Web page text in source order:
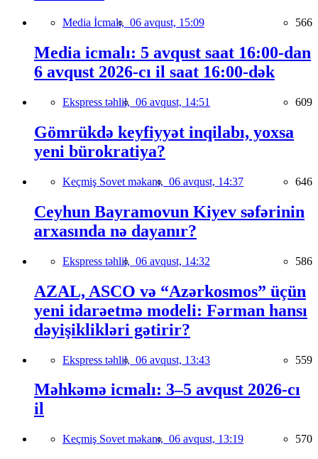
Media İcmalı, 06 avqust, 15:09 566
Media icmalı: 5 avqust saat 16:00-dan
6 avqust 2026-cı il saat 16:00-dək
Ekspress təhlil, 06 avqust, 14:51 609
Gömrükdə keyfiyyət inqilabı, yoxsa
yeni bürokratiya?
Keçmiş Sovet məkanı, 06 avqust, 14:37 646
Ceyhun Bayramovun Kiyev səfərinin
arxasında nə dayanır?
Ekspress təhlil, 06 avqust, 14:32 586
AZAL, ASCO və “Azərkosmos” üçün
yeni idarəetmə modeli: Fərman hansı
dəyişiklikləri gətirir?
Ekspress təhlil, 06 avqust, 13:43 559
Məhkəmə icmalı: 3–5 avqust 2026-cı
il
Keçmiş Sovet məkanı, 06 avqust, 13:19 570